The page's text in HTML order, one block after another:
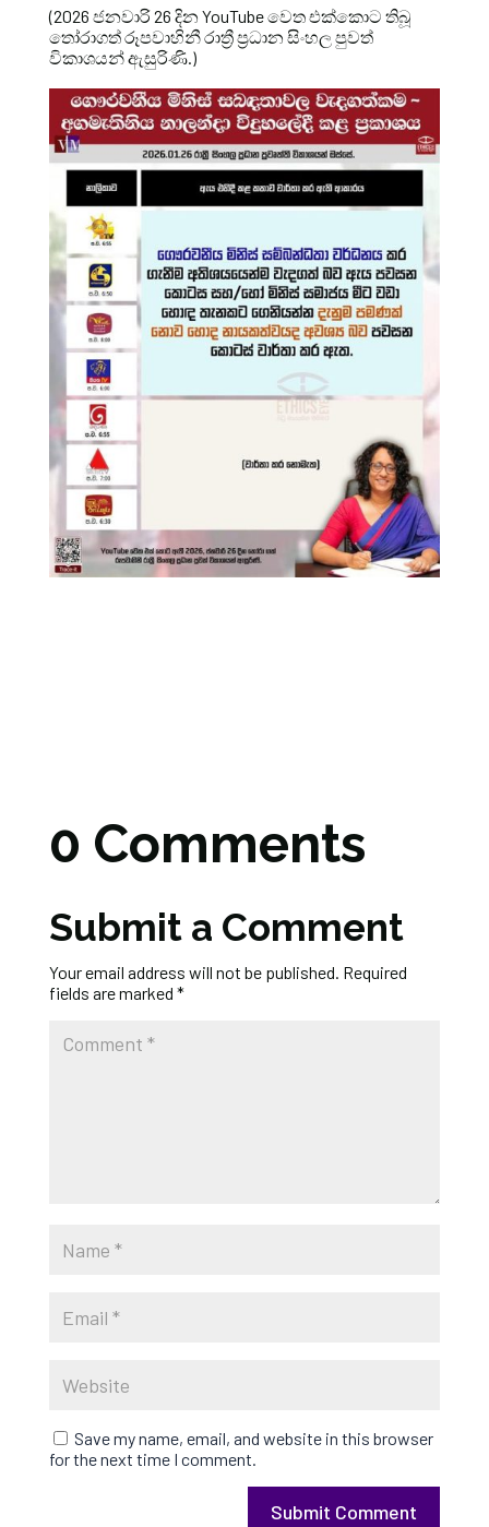
(2026 ජනවාරි 26 දින YouTube වෙත එක්කොට තිබූ
තෝරාගත් රූපවාහිනී රාත්‍රී ප්‍රධාන සිංහල පුවත්
විකාශයන් ඇසුරිණි.)
0 Comments
Submit a Comment
Your email address will not be published. Required
fields are marked *
Save my name, email, and website in this browser
for the next time I comment.
Submit Comment